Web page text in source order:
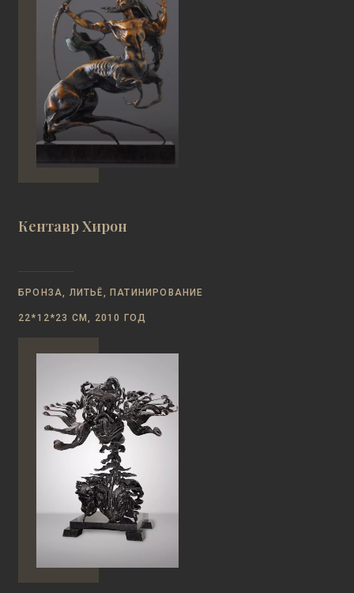
Кентавр Хирон
БРОНЗА, ЛИТЬЁ, ПАТИНИРОВАНИЕ
22*12*23 СМ, 2010 ГОД